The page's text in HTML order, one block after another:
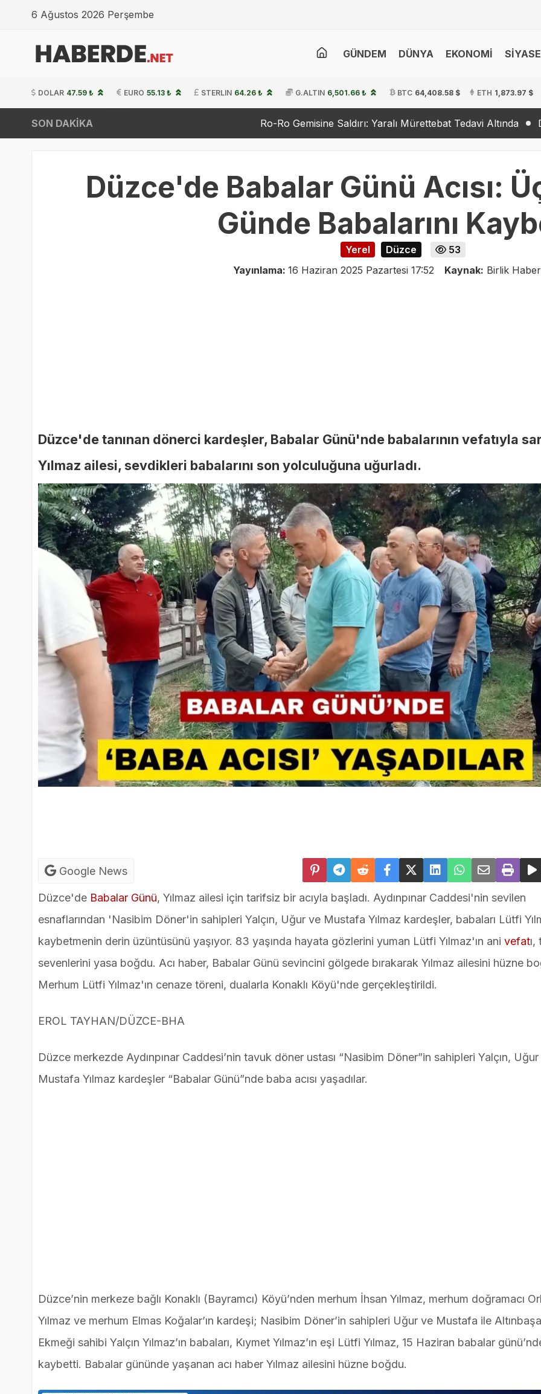
6 Ağustos 2026 Perşembe
GÜNDEM DÜNYA EKONOMİ
DOLAR 47.59 ₺ EURO 55.13 ₺ STERLIN 64.26 ₺ G.ALTIN 6,501.66 ₺ BTC 64,408.58 $ ETH 1,873.97 $
SON DAKİKA Ro-Ro Gemisine Saldırı: Yaralı Mürettebat Tedavi Altında Dışişleri’nden
Düzce'de Babalar Günü Acısı:
Günde Babalarını
Yerel Düzce
53
Yayınlama: 16 Haziran 2025 Pazartesi 17:52 Kaynak: Birlik
Düzce'de tanınan dönerci kardeşler, Babalar Günü'nde babalarının vefatıyla
Yılmaz ailesi, sevdikleri babalarını son yolculuğuna uğurladı.
Google News
Düzce'de Babalar Günü, Yılmaz ailesi için tarifsiz bir acıyla başladı. Aydınpınar Caddesi'nin sevilen
esnaflarından 'Nasibim Döner'in sahipleri Yalçın, Uğur ve Mustafa Yılmaz kardeşler, babaları Lütfi
kaybetmenin derin üzüntüsünü yaşıyor. 83 yaşında hayata gözlerini yuman Lütfi Yılmaz'ın ani vefatı,
sevenlerini yasa boğdu. Acı haber, Babalar Günü sevincini gölgede bırakarak Yılmaz ailesini hüzne
Merhum Lütfi Yılmaz'ın cenaze töreni, dualarla Konaklı Köyü'nde gerçekleştirildi.
EROL TAYHAN/DÜZCE-BHA
Düzce merkezde Aydınpınar Caddesi’nin tavuk döner ustası “Nasibim Döner”in sahipleri Yalçın,
Mustafa Yılmaz kardeşler “Babalar Günü”nde baba acısı yaşadılar.
Düzce’nin merkeze bağlı Konaklı (Bayramcı) Köyü’nden merhum İhsan Yılmaz, merhum doğramacı
Yılmaz ve merhum Elmas Koğalar’ın kardeşi; Nasibim Döner’in sahipleri Uğur ve Mustafa ile
Ekmeği sahibi Yalçın Yılmaz’ın babaları, Kıymet Yılmaz’ın eşi Lütfi Yılmaz, 15 Haziran babalar
kaybetti. Babalar gününde yaşanan acı haber Yılmaz ailesini hüzne boğdu.